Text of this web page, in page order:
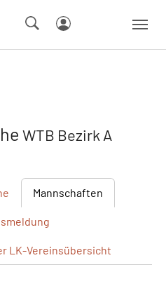
WTB Bezirk A
Mannschaften
LK-Vereinsübersicht